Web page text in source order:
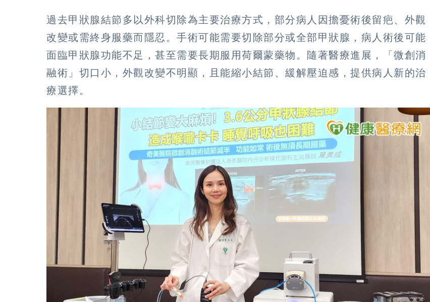
過去甲狀腺結節多以外科切除為主要治療方式，部分病人因擔憂術後留疤、外觀
改變或需終身服藥而隱忍。手術可能需要切除部分或全部甲狀腺，病人術後可能
面臨甲狀腺功能不足，甚至需要長期服用荷爾蒙藥物。隨著醫療進展，「微創消
融術」切口小，外觀改變不明顯，且能縮小結節、緩解壓迫感，提供病人新的治
療選擇。